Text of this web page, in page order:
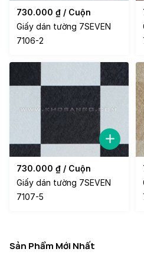
730.000 ₫ / Cuộn
Giấy dán tường 7SEVEN
7106-2
730.000 ₫ / Cuộn
Giấy dán tường 7SEVEN
7107-5
Sản Phẩm Mới Nhất